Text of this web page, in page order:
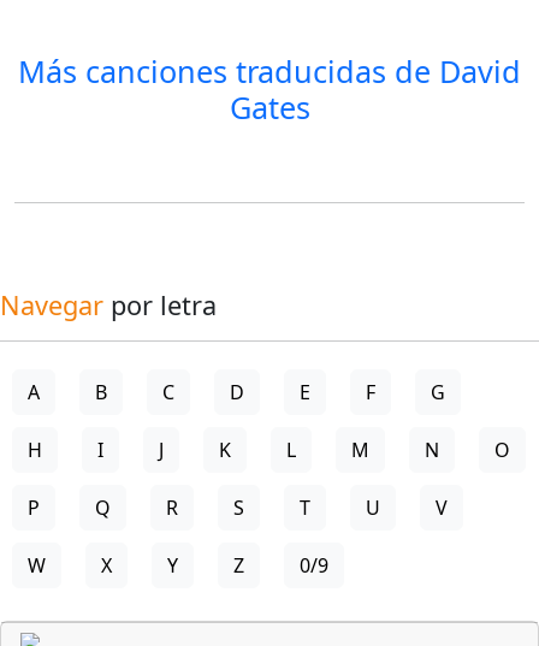
Más canciones traducidas de David
Gates
Navegar por letra
A B C D E F G
H I J K L M N O
P Q R S T U V
W X Y Z 0/9